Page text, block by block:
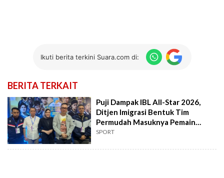
Ikuti berita terkini Suara.com di:
BERITA TERKAIT
Puji Dampak IBL All-Star 2026,
Ditjen Imigrasi Bentuk Tim
Permudah Masuknya Pemain
Asing
SPORT